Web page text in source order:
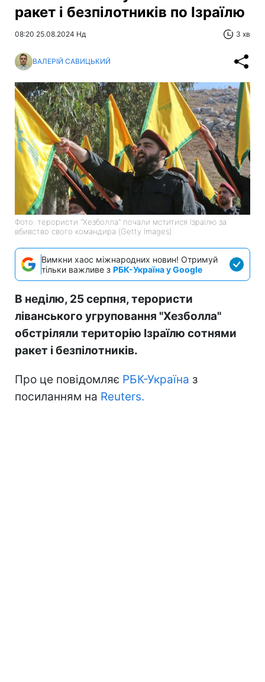
ракет і безпілотників по Ізраїлю
08:20 25.08.2024 Нд 3 хв
ВАЛЕРІЙ САВИЦЬКИЙ
Фото: терористи "Хезболла" почали мститися Ізраїлю за
вбивство свого командира (Getty Images)
Вимкни хаос міжнародних новин! Отримуй
тільки важливе з РБК-Україна у Google
В неділю, 25 серпня, терористи
ліванського угруповання "Хезболла"
обстріляли територію Ізраїлю сотнями
ракет і безпілотників.
Про це повідомляє РБК-Україна з
посиланням на Reuters.